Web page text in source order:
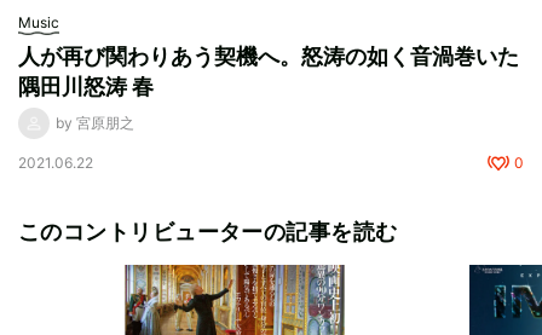
Music
人が再び関わりあう契機へ。怒涛の如く音渦巻いた
隅田川怒涛 春
by 宮原朋之
2021.06.22 0
このコントリビューターの記事を読む